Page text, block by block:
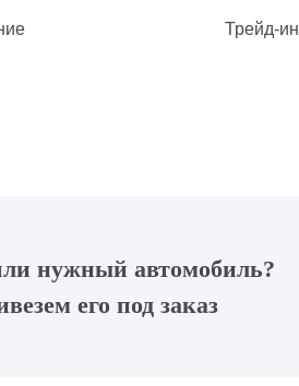
Трейд-ин
нужный автомобиль?
его под заказ